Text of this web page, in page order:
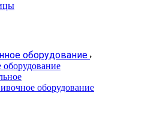
оборудование
оборудование